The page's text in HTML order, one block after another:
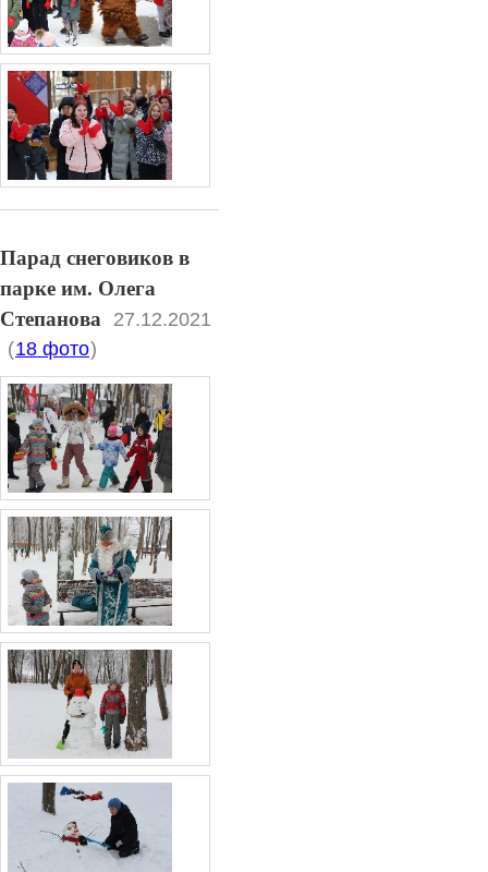
Парад снеговиков в
парке им. Олега
Степанова
27.12.2021
(18 фото)